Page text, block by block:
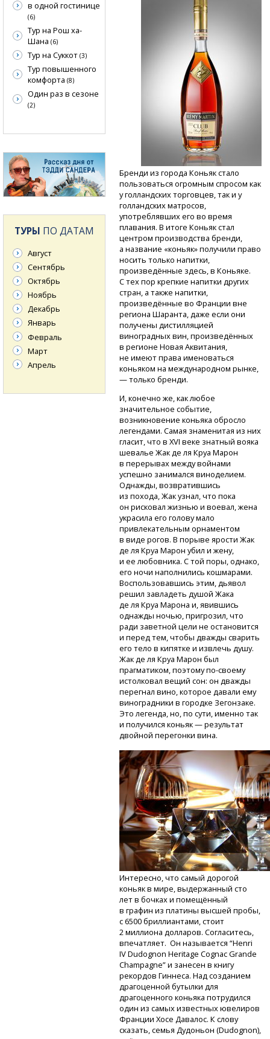
Бренди из города Коньяк стало
пользоваться огромным спросом как
у голландских торговцев, так и у
голландских матросов,
употреблявших его во время
плавания. В итоге Коньяк стал
центром производства бренди,
а название «коньяк» получили право
носить только напитки,
произведённые здесь, в Коньяке.
С тех пор крепкие напитки других
стран, а также напитки,
произведённые во Франции вне
региона Шаранта, даже если они
получены дистилляцией
виноградных вин, произведённых
в регионе Новая Аквитания,
не имеют права именоваться
коньяком на международном рынке,
— только бренди.
И, конечно же, как любое
значительное событие,
возникновение коньяка обросло
легендами. Самая знаменитая из них
гласит, что в XVI веке знатный вояка
шевалье Жак де ля Круа Марон
в перерывах между войнами
успешно занимался виноделием.
Однажды, возвратившись
из похода, Жак узнал, что пока
он рисковал жизнью и воевал, жена
украсила его голову мало
привлекательным орнаментом
в виде рогов. В порыве ярости Жак
де ля Круа Марон убил и жену,
и ее любовника. С той поры, однако,
его ночи наполнились кошмарами.
Воспользовавшись этим, дьявол
решил завладеть душой Жака
де ля Круа Марона и, явившись
однажды ночью, пригрозил, что
ради заветной цели не остановится
и перед тем, чтобы дважды сварить
его тело в кипятке и извлечь душу.
Жак де ля Круа Марон был
прагматиком, поэтомупо-своему
истолковал вещий сон: он дважды
перегнал вино, которое давали ему
виноградники в городке Зегонзаке.
Это легенда, но, по сути, именно так
и получился коньяк — результат
двойной перегонки вина.
Интересно, что самый дорогой
коньяк в мире, выдержанный сто
лет в бочках и помещённый
в графин из платины высшей пробы,
с 6500 бриллиантами, стоит
2 миллиона долларов. Согласитесь,
впечатляет. Он называется “Henri
IV Dudognon Heritage Cognac Grande
Champagne” и занесен в книгу
рекордов Гиннеса. Над созданием
драгоценной бутылки для
драгоценного коньяка потрудился
один из самых известных ювелиров
Франции Хосе Давалос. К слову
сказать, семья Дудоньон (Dudognon),
в одной гостинице
(6)
Тур на Рош ха-
Шана (6)
Тур на Суккот (3)
Тур повышенного
комфорта (8)
Один раз в сезоне
(2)
ТУРЫ ПО ДАТАМ
Август
Сентябрь
Октябрь
Ноябрь
Декабрь
Январь
Февраль
Март
Апрель